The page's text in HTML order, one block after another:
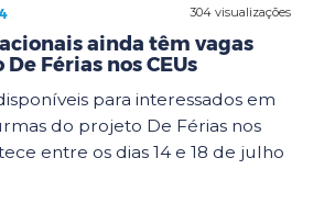
304 visualizações
ainda têm vagas
Férias nos CEUs
para interessados em
do projeto De Férias nos
entre os dias 14 e 18 de julho